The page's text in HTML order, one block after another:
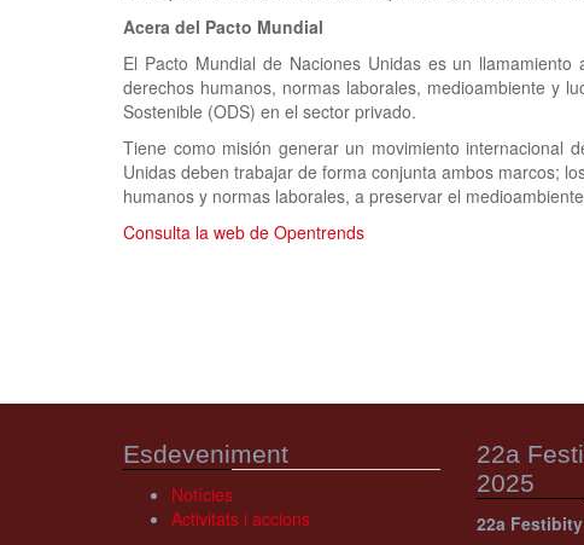
Acera del Pacto Mundial
El Pacto Mundial de Naciones Unidas es un
derechos humanos, normas laborales, medioambiente y
Sostenible (ODS) en el sector privado.
Tiene como misión generar un movimiento internacional
Unidas deben trabajar de forma conjunta ambos marcos;
humanos y normas laborales, a preservar el
Consulta la web de Opentrends
Esdeveniment
Notícies
Activitats i accions
22a
2025
22a Festibity